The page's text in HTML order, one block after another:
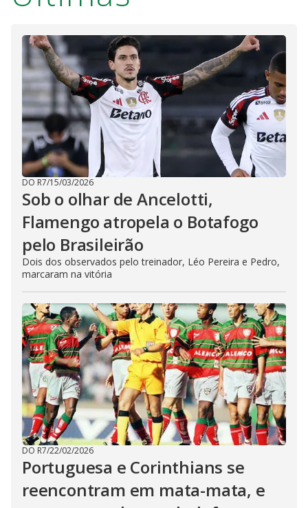
DO R7/15/03/2026
Sob o olhar de Ancelotti,
Flamengo atropela o Botafogo
pelo Brasileirão
Dois dos observados pelo treinador, Léo Pereira e Pedro,
marcaram na vitória
DO R7/22/02/2026
Portuguesa e Corinthians se
reencontram em mata-mata, e